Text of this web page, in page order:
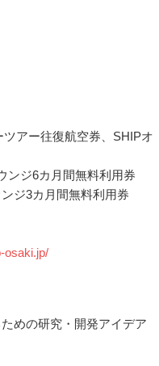
アー往復航空券、SHIPオ
ジ6カ月間無料利用券
ジ3カ月間無料利用券
osaki.jp/
めの研究・開発アイデア